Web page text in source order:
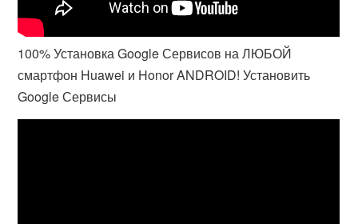
100% Установка Google Сервисов на ЛЮБОЙ
смартфон Huawei и Honor ANDROID! Установить
Google Сервисы